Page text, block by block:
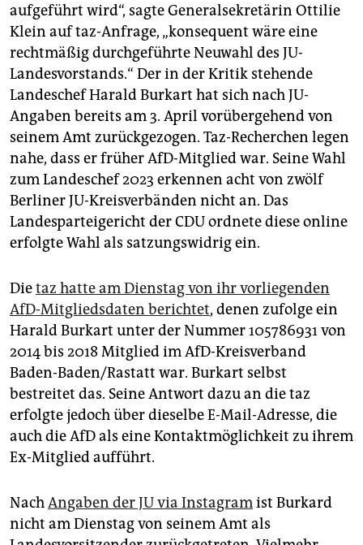
genossenschaft
epaper login
aufgeführt wird“, sagte Generalsekretärin Ottilie
Klein auf taz-Anfrage, „konsequent wäre eine
rechtmäßig durchgeführte Neuwahl des JU-
Landesvorstands.“ Der in der Kritik stehende
Landeschef Harald Burkart hat sich nach JU-
Angaben bereits am 3. April vorübergehend von
seinem Amt zurückgezogen. Taz-Recherchen legen
nahe, dass er früher AfD-Mitglied war. Seine Wahl
zum Landeschef 2023 erkennen acht von zwölf
Berliner JU-Kreisverbänden nicht an. Das
Landesparteigericht der CDU ordnete diese online
erfolgte Wahl als satzungswidrig ein.
Dietaz hatte am Dienstag von ihr vorliegenden
AfD-Mitgliedsdaten berichtet, denen zufolge ein
Harald Burkart unter der Nummer 105786931 von
2014 bis 2018 Mitglied im AfD-Kreisverband
Baden-Baden/Rastatt war. Burkart selbst
bestreitet das. Seine Antwort dazu an die taz
erfolgte jedoch über dieselbe E-Mail-Adresse, die
auch die AfD als eine Kontaktmöglichkeit zu ihrem
Ex-Mitglied aufführt.
NachAngaben der JU via Instagramist Burkard
nicht am Dienstag von seinem Amt als